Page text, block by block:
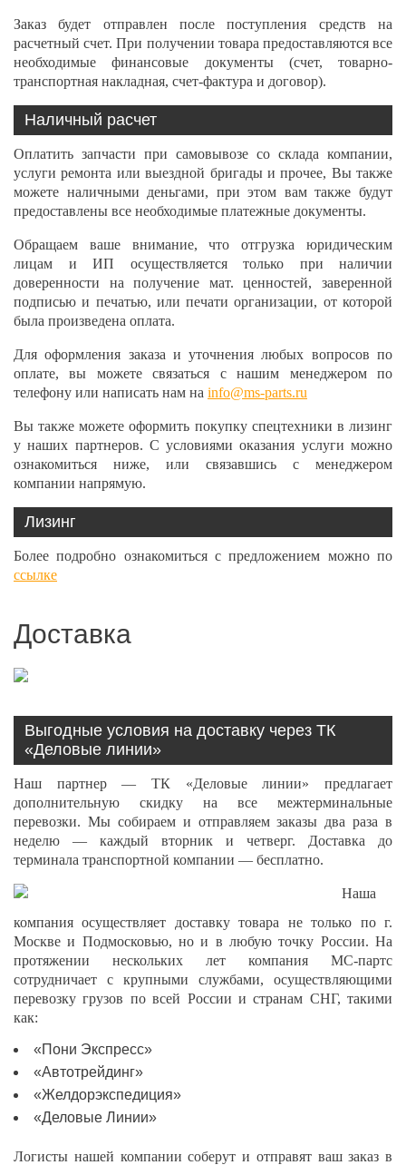
Заказ будет отправлен после поступления средств на
расчетный счет. При получении товара предоставляются все
необходимые финансовые документы (счет, товарно-
транспортная накладная, счет-фактура и договор).
Наличный расчет
Оплатить запчасти при самовывозе со склада компании,
услуги ремонта или выездной бригады и прочее, Вы также
можете наличными деньгами, при этом вам также будут
предоставлены все необходимые платежные документы.
Обращаем ваше внимание, что отгрузка юридическим
лицам и ИП осуществляется только при наличии
доверенности на получение мат. ценностей, заверенной
подписью и печатью, или печати организации, от которой
была произведена оплата.
Для оформления заказа и уточнения любых вопросов по
оплате, вы можете связаться с нашим менеджером по
телефону или написать нам на info@ms-parts.ru
Вы также можете оформить покупку спецтехники в лизинг
у наших партнеров. С условиями оказания услуги можно
ознакомиться ниже, или связавшись с менеджером
компании напрямую.
Лизинг
Более подробно ознакомиться с предложением можно по
ссылке
Доставка
Выгодные условия на доставку через ТК
«Деловые линии»
Наш партнер — ТК «Деловые линии» предлагает
дополнительную скидку на все межтерминальные
перевозки. Мы собираем и отправляем заказы два раза в
неделю — каждый вторник и четверг. Доставка до
терминала транспортной компании — бесплатно.
Наша
компания осуществляет доставку товара не только по г.
Москве и Подмосковью, но и в любую точку России. На
протяжении нескольких лет компания МС-партс
сотрудничает с крупными службами, осуществляющими
перевозку грузов по всей России и странам СНГ, такими
как:
«Пони Экспресс»
«Автотрейдинг»
«Желдорэкспедиция»
«Деловые Линии»
Логисты нашей компании соберут и отправят ваш заказ в